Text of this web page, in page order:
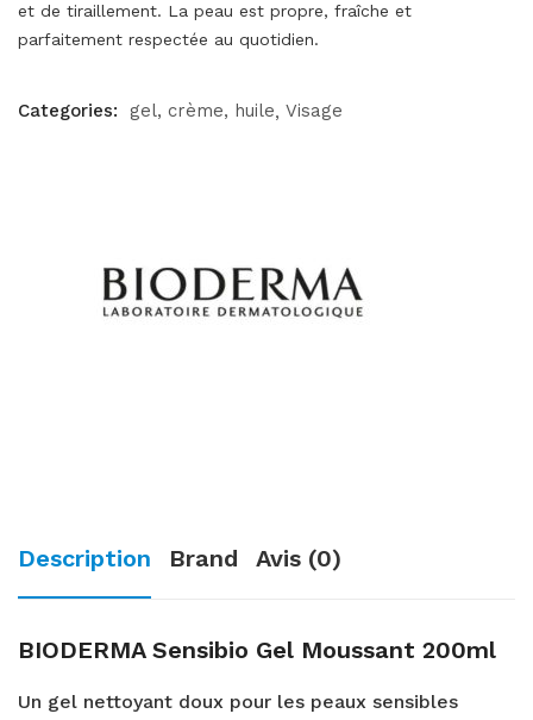
et de tiraillement. La peau est propre, fraîche et
parfaitement respectée au quotidien.
Categories: gel, crème, huile Visage
Description Brand Avis (0)
BIODERMA Sensibio Gel Moussant 200ml
Un gel nettoyant doux pour les peaux sensibles